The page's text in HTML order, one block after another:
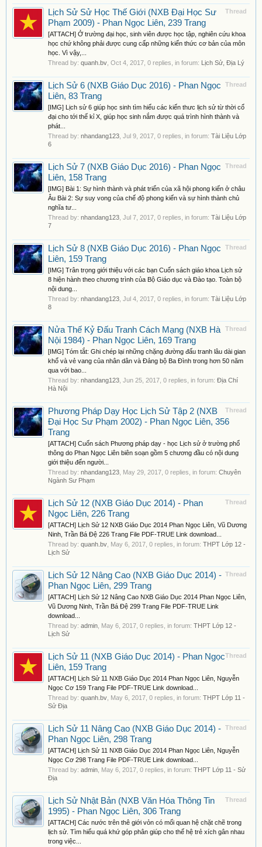
Thread
Lịch Sử Sử Học Thế Giới (NXB Đại Học Sư
Phạm 2009) - Phan Ngọc Liên, 239 Trang
[ATTACH] Ở trường đại học, sinh viên được học tập, nghiên cứu khoa
học chứ không phải được cung cấp những kiến thức cơ bản của môn
học. Vì vậy,...
Thread by: quanh.bv Oct 4, 2017 , 0 replies, in forum: Lịch Sử, Địa Lý
Thread
Lịch Sử 6 (NXB Giáo Dục 2016) - Phan Ngọc
Liên, 83 Trang
[IMG] Lịch sử 6 giúp học sinh tìm hiểu các kiến thưc lịch sử từ thời cổ
đại cho tới thế kỉ X, giúp học sinh nắm được quá trình hình thành và
phát...
Thread by: nhandang123 Jul 9, 2017 , 0 replies, in forum: Tài Liệu Lớp
6
Thread
Lịch Sử 7 (NXB Giáo Dục 2016) - Phan Ngọc
Liên, 158 Trang
[IMG] Bài 1: Sự hình thành và phát triển của xã hội phong kiến ở châu
Âu Bài 2: Sự suy vong của chế độ phong kiến và sự hình thành chủ
nghĩa tư...
Thread by: nhandang123 Jul 7, 2017 , 0 replies, in forum: Tài Liệu Lớp
7
Thread
Lịch Sử 8 (NXB Giáo Dục 2016) - Phan Ngọc
Liên, 159 Trang
[IMG] Trân trọng giới thiệu với các bạn Cuốn sách giáo khoa Lịch sử
8 hiện hành theo chương trình của Bộ Giáo dục và Đào tạo. Toàn bộ
nội dung...
Thread by: nhandang123 Jul 4, 2017 , 0 replies, in forum: Tài Liệu Lớp
8
Thread
Nửa Thế Kỷ Đấu Tranh Cách Mạng (NXB Hà
Nội 1984) - Phan Ngọc Liên, 169 Trang
[IMG] Tóm tắt: Ghi chép lại những chặng đường đấu tranh lâu dài gian
khổ và vẻ vang của nhân dân và Đảng bộ Ba Đình trong hơn 50 năm
qua với bao...
Thread by: nhandang123 Jun 25, 2017 , 0 replies, in forum: Địa Chí
Hà Nội
Thread
Phương Pháp Dạy Học Lịch Sử Tập 2 (NXB
Đại Học Sư Phạm 2002) - Phan Ngọc Liên, 356
Trang
[ATTACH] Cuốn sách Phương pháp dạy - học Lịch sử ở trường phổ
thông do Phan Ngọc Liên biên soạn gồm 5 chương đầu có nội dung
giới thiệu đến người...
Thread by: nhandang123 May 29, 2017 , 0 replies, in forum: Chuyên
Ngành Sư Phạm
Thread
Lịch Sử 12 (NXB Giáo Dục 2014) - Phan
Ngọc Liên, 226 Trang
[ATTACH] Lịch Sử 12 NXB Giáo Dục 2014 Phan Ngọc Liên, Vũ Dương
Ninh, Trần Bá Đệ 226 Trang File PDF-TRUE Link download...
Thread by: quanh.bv May 6, 2017 , 0 replies, in forum: THPT Lớp 12 -
Lịch Sử
Thread
Lịch Sử 12 Nâng Cao (NXB Giáo Dục 2014) -
Phan Ngọc Liên, 299 Trang
[ATTACH] Lịch Sử 12 Nâng Cao NXB Giáo Dục 2014 Phan Ngọc Liên,
Vũ Dương Ninh, Trần Bá Đệ 299 Trang File PDF-TRUE Link
download...
Thread by: admin May 6, 2017 , 0 replies, in forum: THPT Lớp 12 -
Lịch Sử
Thread
Lịch Sử 11 (NXB Giáo Dục 2014) - Phan Ngọc
Liên, 159 Trang
[ATTACH] Lịch Sử 11 NXB Giáo Dục 2014 Phan Ngọc Liên, Nguyễn
Ngọc Cơ 159 Trang File PDF-TRUE Link download...
Thread by: quanh.bv May 6, 2017 , 0 replies, in forum: THPT Lớp 11 -
Sử Địa
Thread
Lịch Sử 11 Nâng Cao (NXB Giáo Dục 2014) -
Phan Ngọc Liên, 298 Trang
[ATTACH] Lịch Sử 11 NXB Giáo Dục 2014 Phan Ngọc Liên, Nguyễn
Ngọc Cơ 298 Trang File PDF-TRUE Link download...
Thread by: admin May 6, 2017 , 0 replies, in forum: THPT Lớp 11 - Sử
Địa
Thread
Lịch Sử Nhật Bản (NXB Văn Hóa Thông Tin
1995) - Phan Ngọc Liên, 306 Trang
[ATTACH] Các nước trên thê giới vỏn có mối quan hệ chặt chẽ trong
lịch sử. Tìm hiểu quá khứ góp phân giúp cho thế hệ trẻ xích gân nhau
trong việc...